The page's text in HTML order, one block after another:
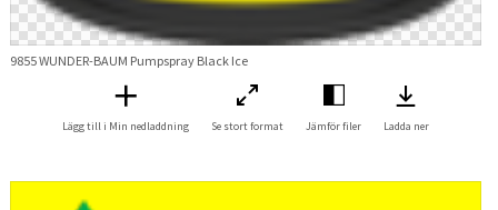
9855 WUNDER-BAUM Pumpspray Black Ice
Lägg till i Min nedladdning Se stort format Jämför filer Ladda ner